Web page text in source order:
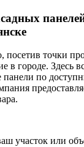
посетив точки
в городе. Здесь
панели по
участок или